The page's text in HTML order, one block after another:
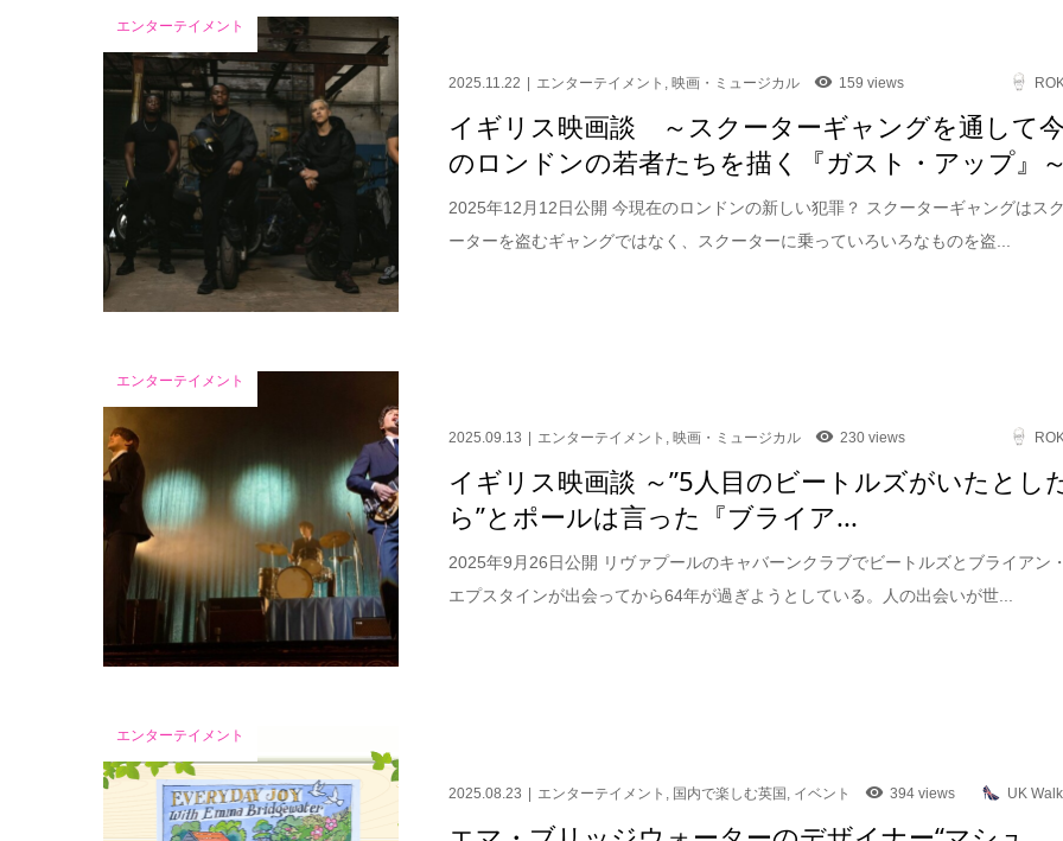
エンターテイメント
2025.11.22 エンターテイメント ,映画・ミュージカル 159 views
イギリス映画談 ～スクーターギャングを通して今
のロンドンの若者たちを描く『ガスト・アップ』～
2025年12月12日公開 今現在のロンドンの新しい犯罪？ スクーターギャングはスク
ーターを盗むギャングではなく、スクーターに乗っていろいろなものを盗...
エンターテイメント
2025.09.13 エンターテイメント , 映画・ミュージカル 230 views
イギリス映画談 ～”5人目のビートルズがいたとし
ら”とポールは言った『ブライア...
2025年9月26日公開 リヴァプールのキャバーンクラブでビートルズとブライアン・
エプスタインが出会ってから64年が過ぎようとしている。人の出会いが世...
エンターテイメント
2025.08.23 エンターテイメント 国内で楽しむ英国 イベント 394 views UK